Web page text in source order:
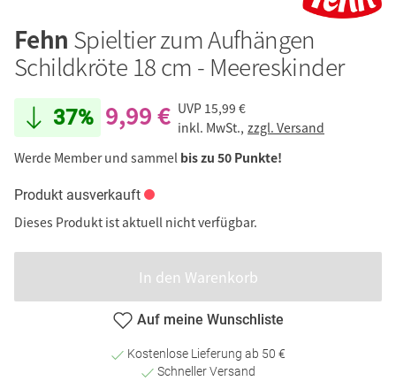
Fehn Spieltier zum Aufhängen
Schildkröte 18 cm - Meereskinder
37% 9,99 € UVP 15,99 €
inkl. MwSt., zzgl. Versand
Werde Member und sammel bis zu 50 Punkte!
Produkt ausverkauft
Dieses Produkt ist aktuell nicht verfügbar.
In den Warenkorb
Auf meine Wunschliste
Kostenlose Lieferung ab 50 €
Schneller Versand